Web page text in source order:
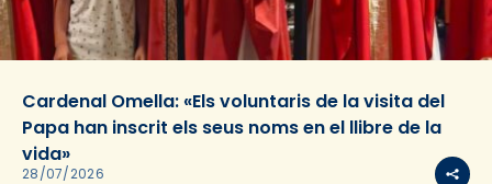
Cardenal Omella: «Els voluntaris de la visita del
Papa han inscrit els seus noms en el llibre de la
vida»
28/07/2026